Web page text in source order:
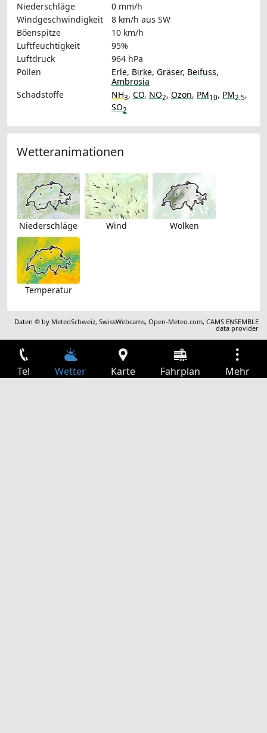
Niederschläge
0 mm/h
Windgeschwindigkeit
8 km/h aus SW
Böenspitze
10 km/h
Luftfeuchtigkeit
95%
Luftdruck
964 hPa
Pollen
Erle, Birke, Gräser, Beifuss,
Ambrosia
Schadstoffe
NH3, CO, NO2, Ozon, PM10, PM2.5,
SO2
Wetteranimationen
Niederschläge Wind Wolken
Temperatur
Daten © by MeteoSchweiz,SwissWebcams,Open-Meteo.com,CAMS ENSEMBLE
data provider
Tel Wetter Karte Fahrplan Mehr